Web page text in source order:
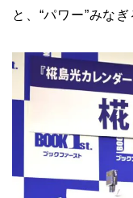
と、“パワー”みな